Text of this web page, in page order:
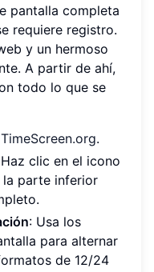
pantalla completa
requiere registro.
y un hermoso
A partir de ahí,
todo lo que se
TimeScreen.org.
clic en el icono
parte inferior
: Usa los
para alternar
de 12/24